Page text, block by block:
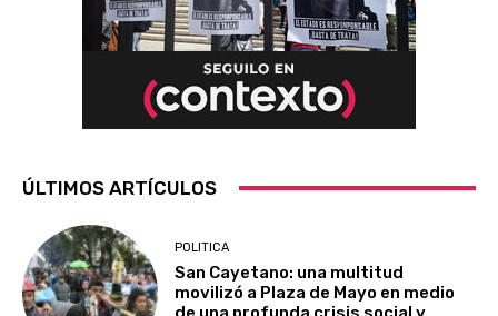
ÚLTIMOS ARTÍCULOS
POLITICA
San Cayetano: una multitud
movilizó a Plaza de Mayo en medio